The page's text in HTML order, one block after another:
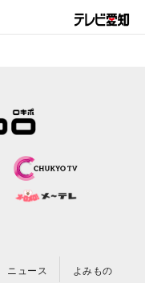
ニュース よみもの